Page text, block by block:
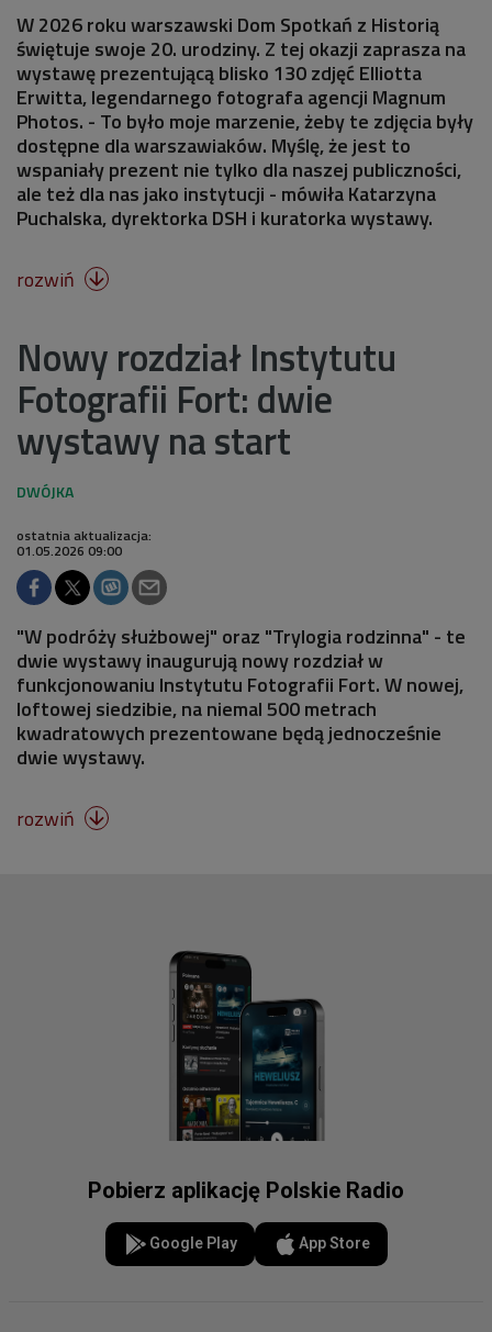
W 2026 roku warszawski Dom Spotkań z Historią
świętuje swoje 20. urodziny. Z tej okazji zaprasza na
wystawę prezentującą blisko 130 zdjęć Elliotta
Erwitta, legendarnego fotografa agencji Magnum
Photos. - To było moje marzenie, żeby te zdjęcia były
dostępne dla warszawiaków. Myślę, że jest to
wspaniały prezent nie tylko dla naszej publiczności,
ale też dla nas jako instytucji - mówiła Katarzyna
Puchalska, dyrektorka DSH i kuratorka wystawy.
rozwiń 
Nowy rozdział Instytutu
Fotografii Fort: dwie
wystawy na start
ostatnia aktualizacja:
01.05.2026 09:00
"W podróży służbowej" oraz "Trylogia rodzinna" - te
dwie wystawy inaugurują nowy rozdział w
funkcjonowaniu Instytutu Fotografii Fort. W nowej,
loftowej siedzibie, na niemal 500 metrach
kwadratowych prezentowane będą jednocześnie
dwie wystawy.
rozwiń 
Pobierz aplikację Polskie Radio
Google Play App Store